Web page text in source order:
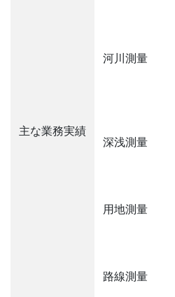
主な業務実績
河川測量
深浅測量
用地測量
路線測量